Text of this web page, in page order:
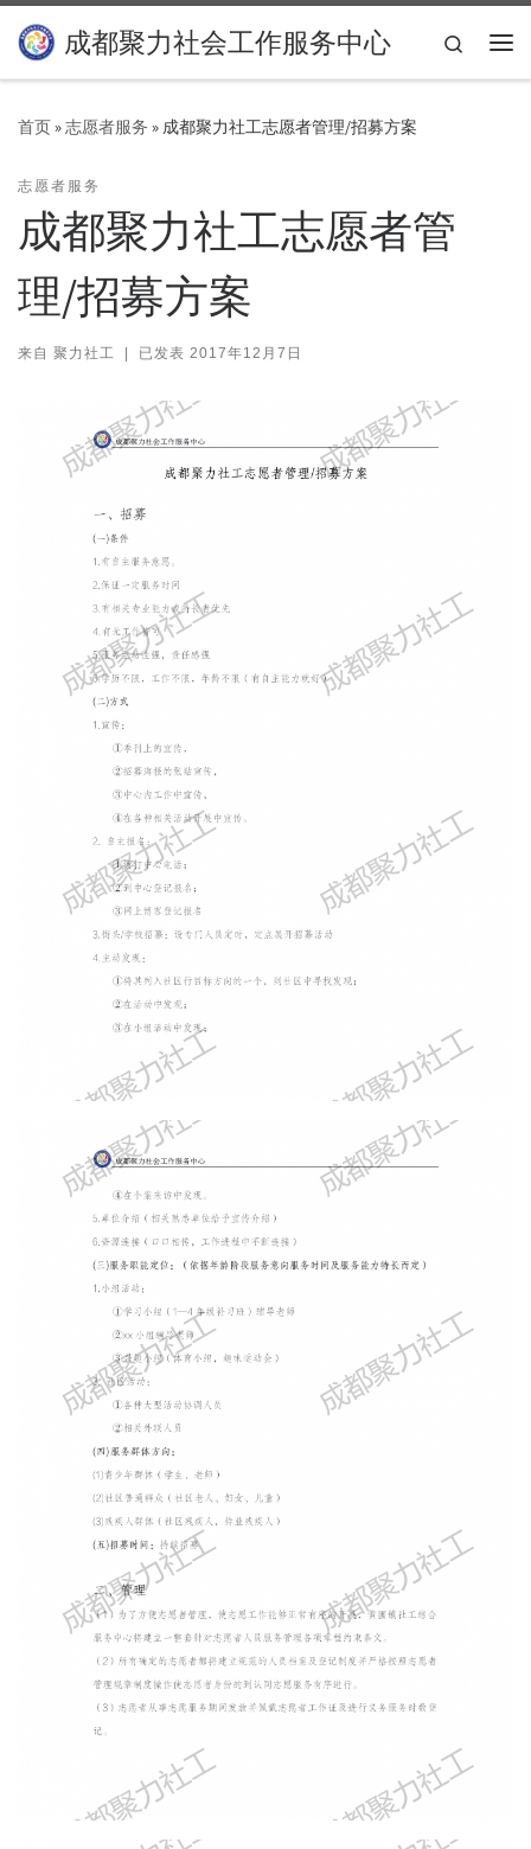
Skip to content
成都聚力社会工作服务中心
Search
首页»志愿者服务 » 成都聚力社工志愿者管理/招募方案
志愿者服务
成都聚力社工志愿者管
理/招募方案
来自 聚力社工 | 已发表 2017年12月7日